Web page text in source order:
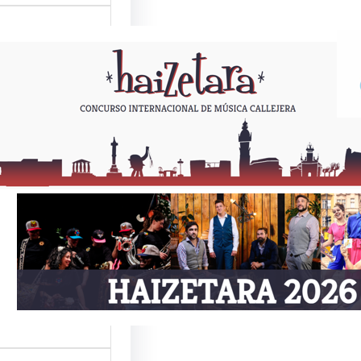
todos los
estas fechas,